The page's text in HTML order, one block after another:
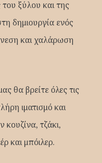
ξύλου και της
δημιουργία ενός
και χαλάρωση
θα βρείτε όλες τις
ιματισμό και
κουζίνα, τζάκι,
και μπόιλερ.